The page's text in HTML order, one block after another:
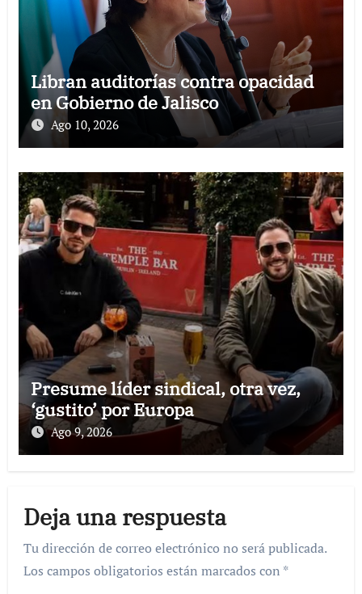
Libran auditorías contra opacidad
en Gobierno de Jalisco
Ago 10, 2026
Presume líder sindical, otra vez,
‘gustito’ por Europa
Ago 9, 2026
Deja una respuesta
Tu dirección de correo electrónico no será publicada.
Los campos obligatorios están marcados con *